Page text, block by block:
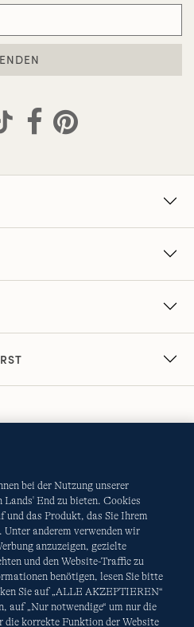
& Sicherheit
auswählen Site Map
Websites
geschützt. Es gelten die
bei der Nutzung unserer
End zu bieten. Cookies
und das Produkt, das Sie Ihrem
anderem verwenden wir
anzuzeigen, gezielte
und den Website-Traffic zu
benötigen, lesen Sie bitte
Sie auf „ALLE AKZEPTIEREN“
auf „Nur notwendige“ um nur die
die korrekte Funktion der Website